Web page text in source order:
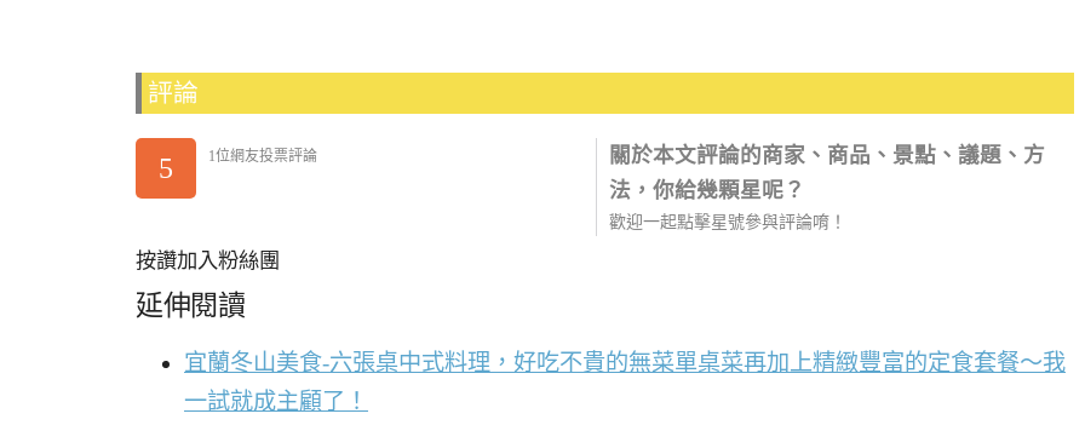
評論
5 1位網友投票評論
關於本文評論的商家、商品、景點、議題、方
法，你給幾顆星呢？
歡迎一起點擊星號參與評論唷！
按讚加入粉絲團
延伸閱讀
宜蘭冬山美食-六張桌中式料理，好吃不貴的無菜單桌菜再加上精緻豐富的定食套餐～我
一試就成主顧了！